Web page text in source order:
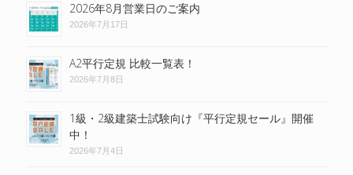
2026年8月営業日のご案内
2026年7月17日
A2平行定規 比較一覧表！
2026年7月8日
1級・2級建築士試験向け『平行定規セール』開催
中！
2026年7月4日